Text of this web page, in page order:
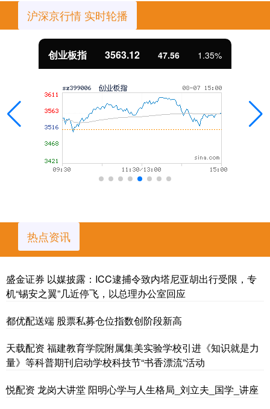
沪深京行情 实时轮播
基金指数 7242.10 12.30 0.17%
热点资讯
盛金证券 以媒披露：ICC逮捕令致内塔尼亚胡出行受限，专
机“锡安之翼”几近停飞，以总理办公室回应
都优配送端 股票私募仓位指数创阶段新高
天载配资 福建教育学院附属集美实验学校引进《知识就是力
量》等科普期刊启动学校科技节“书香漂流”活动
悦配资 龙岗大讲堂 阳明心学与人生格局_刘立夫_国学_讲座